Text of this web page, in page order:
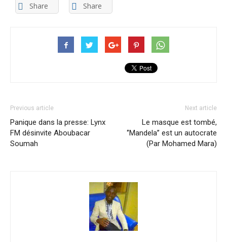
Share Share
Previous article
Panique dans la presse: Lynx
FM désinvite Aboubacar
Soumah
Next article
Le masque est tombé,
‘’Mandela’’ est un autocrate
(Par Mohamed Mara)